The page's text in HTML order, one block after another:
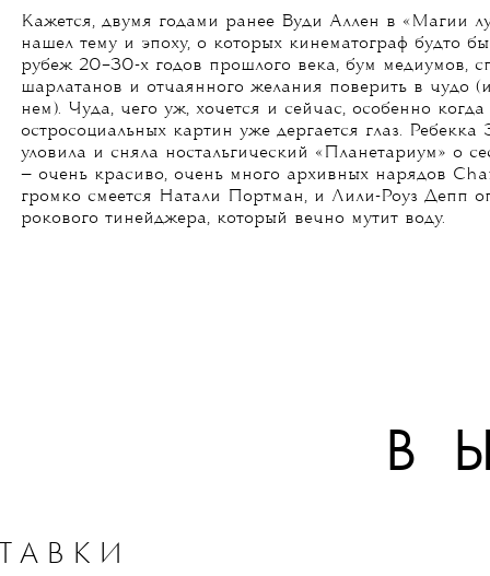
Кажется, двумя годами ранее Вуди Аллен в «Магии
нашел тему и эпоху, о которых кинематограф будто
рубеж 20–30-х годов прошлого века, бум медиумов,
шарлатанов и отчаянного желания поверить в чудо
нем). Чуда, чего уж, хочется и сейчас, особенно когда
остросоциальных картин уже дергается глаз. Ребекка
уловила и сняла ностальгический «Планетариум» о
— очень красиво, очень много архивных нарядов
громко смеется Натали Портман, и Лили-Роуз Депп
рокового тинейджера, который вечно мутит воду.
В